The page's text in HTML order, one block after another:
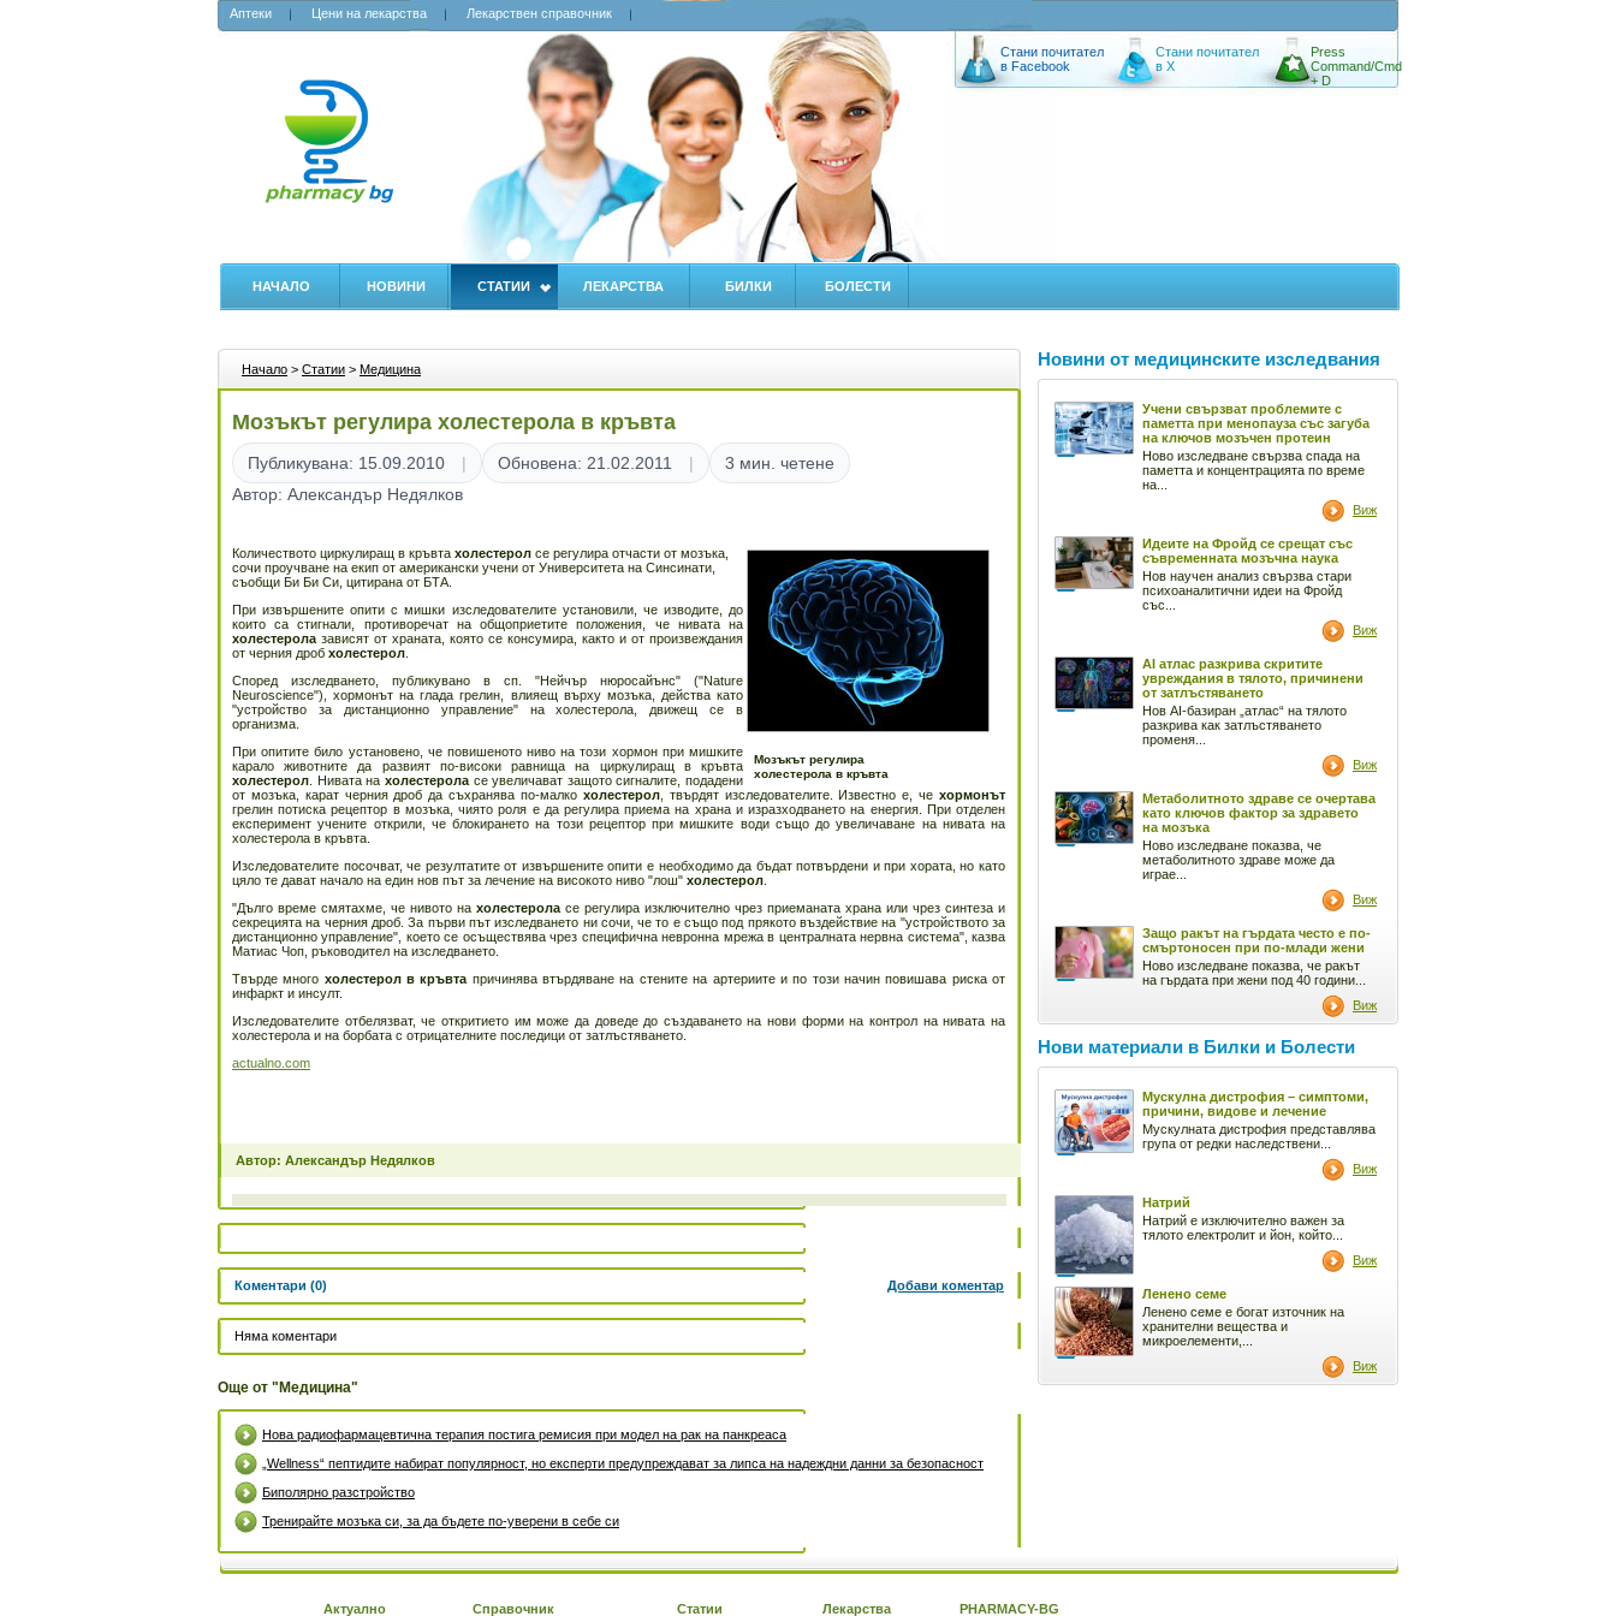
Аптеки Цени на лекарства Лекарствен справочник
Стани почитател
в Facebook
Стани почитател
в X
Press
Command/Cmd
+ D
НАЧАЛО НОВИНИ СТАТИИ ЛЕКАРСТВА БИЛКИ БОЛЕСТИ
Начало > Статии > Медицина
Мозъкът регулира холестерола в кръвта
Публикувана: 15.09.2010 Обновена: 21.02.2011
3 мин. четене
Автор: Александър Недялков
Мозъкът регулира
холестерола в кръвта
Количеството циркулиращ в кръвта холестерол се регулира отчасти от мозъка,
сочи проучване на екип от американски учени от Университета на Синсинати,
съобщи Би Би Си, цитирана от БТА.
При извършените опити с мишки изследователите установили, че изводите, до
които са стигнали, противоречат на общоприетите положения, че нивата на
холестерола зависят от храната, която се консумира, както и от произвеждания
от черния дроб холестерол
Според изследването, публикувано в сп. "Нейчър нюросайънс" ("Nature
Neuroscience"), хормонът на глада грелин, влияещ върху мозъка, действа като
"устройство за дистанционно управление" на холестерола, движещ се в
организма.
При опитите било установено, че повишеното ниво на този хормон при мишките
карало животните да развият по-високи равнища на циркулиращ в кръвта
холестерол . Нивата на холестероласе увеличават защото сигналите, подадени
от мозъка, карат черния дроб да съхранява по-малко холестерол, твърдят изследователите. Известно е, чехормонът
грелин потиска рецептор в мозъка, чиято роля е да регулира приема на храна и изразходването на енергия. При отделен
експеримент учените открили, че блокирането на този рецептор при мишките води също до увеличаване на нивата на
холестерола в кръвта.
Изследователите посочват, че резултатите от извършените опити е необходимо да бъдат потвърдени и при хората, но като
цяло те дават начало на един нов път за лечение на високото ниво "лош" холестерол
"Дълго време смятахме, че нивото на холестерола се регулира изключително чрез приеманата храна или чрез синтеза и
секрецията на черния дроб. За първи път изследването ни сочи, че то е също под прякото въздействие на "устройството за
дистанционно управление", което се осъществява чрез специфична невронна мрежа в централната нервна система", казва
Матиас Чоп, ръководител на изследването.
Твърде много холестерол в кръвта причинява втърдяване на стените на артериите и по този начин повишава риска от
инфаркт и инсулт.
Изследователите отбелязват, че откритието им може да доведе до създаването на нови форми на контрол на нивата на
холестерола и на борбата с отрицателните последици от затлъстяването.
actualno.com
Автор: Александър Недялков
Коментари (0) Добави коментар
Няма коментари
Още от "Медицина"
Нова радиофармацевтична терапия постига ремисия при модел на рак на панкреаса
„Wellness“ пептидите набират популярност, но експерти предупреждават за липса на надеждни данни за безопасност
Биполярно разстройство
Тренирайте мозъка си, за да бъдете по-уверени в себе си
Новини от медицинските изследвания
Учени свързват проблемите с
паметта при менопауза със загуба
на ключов мозъчен протеин
Ново изследване свързва спада на
паметта и концентрацията по време
на...
Виж
Идеите на Фройд се срещат със
съвременната мозъчна наука
Нов научен анализ свързва стари
психоаналитични идеи на Фройд
със...
Виж
AI атлас разкрива скритите
увреждания в тялото, причинени
от затлъстяването
Нов AI-базиран „атлас“ на тялото
разкрива как затлъстяването
променя...
Виж
Метаболитното здраве се очертава
като ключов фактор за здравето
на мозъка
Ново изследване показва, че
метаболитното здраве може да
играе...
Виж
Защо ракът на гърдата често е по-
смъртоносен при по-млади жени
Ново изследване показва, че ракът
на гърдата при жени под 40 години...
Виж
Нови материали в Билки и Болести
Мускулна дистрофия – симптоми,
причини, видове и лечение
Мускулната дистрофия представлява
група от редки наследствени...
Виж
Натрий
Натрий е изключително важен за
тялото електролит и йон, който...
Виж
Ленено семе
Ленено семе е богат източник на
хранителни вещества и
микроелементи,...
Виж
Актуално Справочник Статии Лекарства PHARMACY-BG